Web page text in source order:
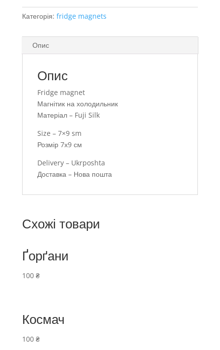
Категорія: fridge magnets
Опис
Опис
Fridge magnet
Магнітик на холодильник
Матеріал – Fuji Silk
Size – 7×9 sm
Розмір 7х9 см
Delivery – Ukrposhta
Доставка – Нова пошта
Схожі товари
Ґорґани
100 ₴
Космач
100 ₴